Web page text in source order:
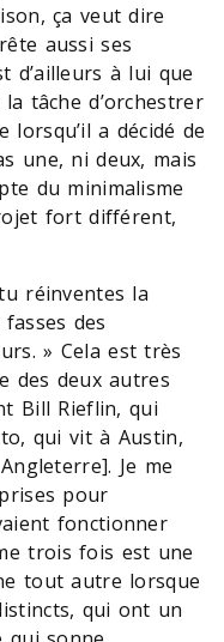
ça veut dire
aussi ses
d’ailleurs à lui que
tâche d’orchestrer
a décidé de
une, ni deux, mais
du minimalisme
fort différent,
réinventes la
des
» Cela est très
des deux autres
Bill Rieflin, qui
qui vit à Austin,
Je me
pour
fonctionner
trois fois est une
tout autre lorsque
qui ont un